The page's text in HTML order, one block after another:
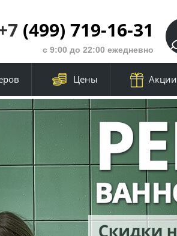
(499) 719-16-31
с 9:00 до 22:00 ежедневно
Цены Акции